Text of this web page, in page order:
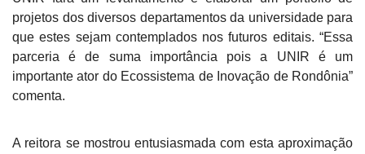
projetos dos diversos departamentos da universidade para
que estes sejam contemplados nos futuros editais. “Essa
parceria é de suma importância pois a UNIR é um
importante ator do Ecossistema de Inovação de Rondônia”
comenta.
A reitora se mostrou entusiasmada com esta aproximação